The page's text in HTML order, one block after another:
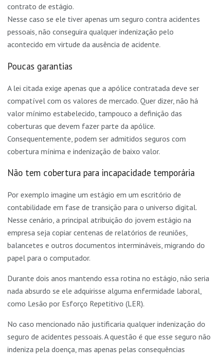
contrato de estágio.
Nesse caso se ele tiver apenas um seguro contra acidentes
pessoais, não conseguira qualquer indenização pelo
acontecido em virtude da ausência de acidente.
Poucas garantias
A lei citada exige apenas que a apólice contratada deve ser
compatível com os valores de mercado. Quer dizer, não há
valor mínimo estabelecido, tampouco a definição das
coberturas que devem fazer parte da apólice.
Consequentemente, podem ser admitidos seguros com
cobertura mínima e indenização de baixo valor.
Não tem cobertura para incapacidade temporária
Por exemplo imagine um estágio em um escritório de
contabilidade em fase de transição para o universo digital.
Nesse cenário, a principal atribuição do jovem estágio na
empresa seja copiar centenas de relatórios de reuniões,
balancetes e outros documentos intermináveis, migrando do
papel para o computador.
Durante dois anos mantendo essa rotina no estágio, não seria
nada absurdo se ele adquirisse alguma enfermidade laboral,
como Lesão por Esforço Repetitivo (LER).
No caso mencionado não justificaria qualquer indenização do
seguro de acidentes pessoais. A questão é que esse seguro não
indeniza pela doença, mas apenas pelas consequências